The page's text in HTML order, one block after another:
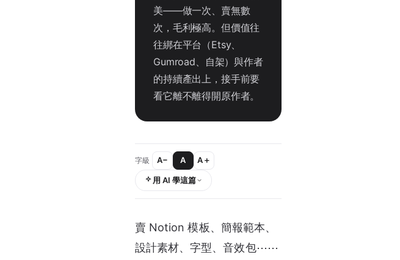
美——做一次、賣無數
次，毛利極高。但價值往
往綁在平台（Etsy、
Gumroad、自架）與作者
的持續產出上，接手前要
看它離不離得開原作者。
字級 A− A A＋
用 AI 學這篇
賣 Notion 模板、簡報範本、
設計素材、字型、音效包⋯⋯